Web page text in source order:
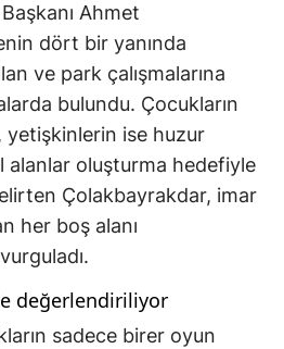
Ahmet
dört bir yanında
ve park çalışmalarına
bulundu. Çocukların
yetişkinlerin ise huzur
alanlar oluşturma hedefiyle
Çolakbayrakdar, imar
her boş alanı
değerlendiriliyor
sadece birer oyun